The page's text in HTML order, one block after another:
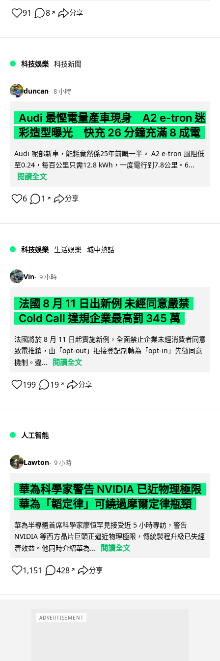
91 8 ↗ 分享
科技娛樂 科技新聞
duncan 8 小時
Audi 最慳電量產車現身 A2 e-tron 迷
彩造型曝光 快充 26 分鐘充滿 8 成電
Audi 呢部新車，能耗竟然係25年前嘅一半。 A2 e-tron 風阻低
至0.24，每百公里只需12.8 kWh，一度電行到7.8公里。6...
閱讀全文
6 1 ↗ 分享
科技娛樂 生活娛樂 城中熱話
Vin 9 小時
法國 8 月 11 日出新例 未經同意嚴禁
Cold Call 違規企業最高罰 345 萬
法國將於 8 月 11 日起實施新例，全面禁止企業未經消費者同意
致電推銷，由「opt-out」拒接登記制轉為「opt-in」先徵同意
機制。違...
閱讀全文
199 19 ↗ 分享
人工智能
Lawton 9 小時
華為科學家警告 NVIDIA 已近物理極限
華為「韜定律」可繞過摩爾定律瓶頸
華為半導體首席科學家廖恒罕見接受近 5 小時專訪，警告
NVIDIA 等西方晶片巨頭正逼近物理極限，傳統製程升級已失經
濟效益。他同時介紹華為...
閱讀全文
1,151 428 ↗ 分享
ADVERTISEMENT